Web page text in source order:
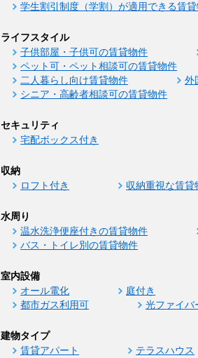
学生割引制度（学割）が適用できる賃
ライフスタイル
子供部屋・子供可の賃貸物件
ペット可・ペット相談可の賃貸物件
二人暮らし向け賃貸物件
外
シニア・高齢者相談可の賃貸物件
セキュリティ
宅配ボックス付き
収納
ロフト付き 収納重視な賃貸
水周り
温水洗浄便座付きの賃貸物件
バス・トイレ別の賃貸物件
室内設備
オール電化 庭付き
都市ガス利用可
光ファイバ
建物タイプ
賃貸アパート テラスハウス